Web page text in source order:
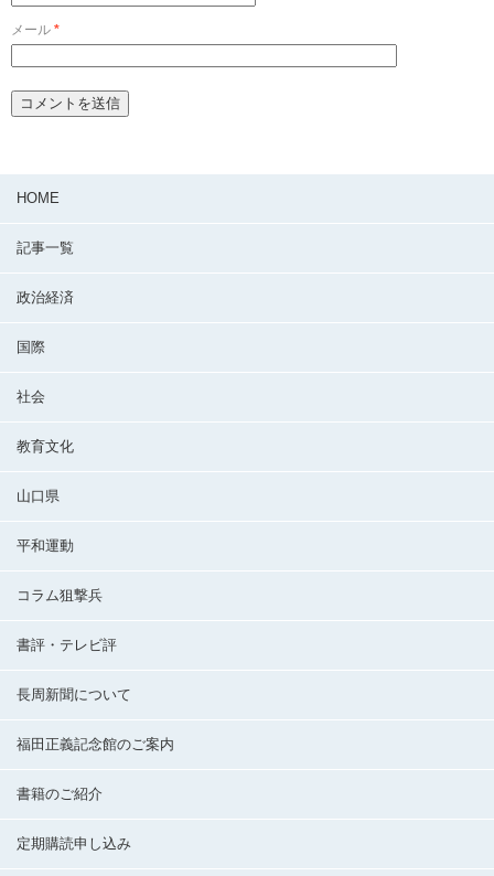
メール *
HOME
記事一覧
政治経済
国際
社会
教育文化
山口県
平和運動
コラム狙撃兵
書評・テレビ評
長周新聞について
福田正義記念館のご案内
書籍のご紹介
定期購読申し込み